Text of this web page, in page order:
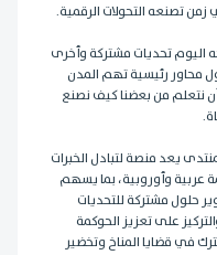
زمن تصنعه التحولات الرقمية.
اليوم تحديات مشتركة وأخرى
محاور رئيسية تهم المدن
أن نتعلم من بعضنا كيف نصنع
يعد منصة لتبادل الخبرات
من 100 مدينة ومنظمة عربية وأوروبية، بما يسهم
حلول مشتركة للتحديات
على تعزيز الحوكمة
في قضايا المناخ وتخضير